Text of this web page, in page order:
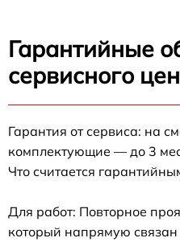
Гарантийные
сервисного
Гарантия от сервиса: на
комплектующие — до 3
Что считается
Для работ: Повторное
который напрямую связан